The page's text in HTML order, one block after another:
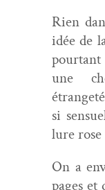
Rien
idée de
une
si
lure rose
On a
pages et